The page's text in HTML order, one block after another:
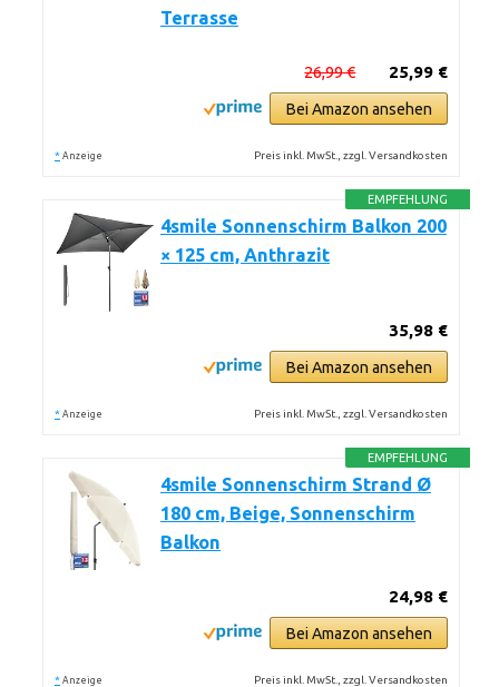
Terrasse
25,99 €
26,99 €
Bei Amazon ansehen
* Anzeige Preis inkl. MwSt., zzgl. Versandkosten
EMPFEHLUNG
4smile Sonnenschirm Balkon 200
× 125 cm, Anthrazit
35,98 €
Bei Amazon ansehen
* Anzeige Preis inkl. MwSt., zzgl. Versandkosten
EMPFEHLUNG
4smile Sonnenschirm Strand Ø
180 cm, Beige, Sonnenschirm
Balkon
24,98 €
Bei Amazon ansehen
* Anzeige Preis inkl. MwSt., zzgl. Versandkosten